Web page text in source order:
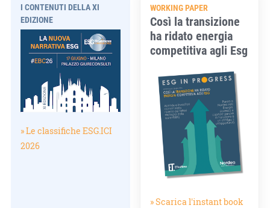
I CONTENUTI DELLA XI
EDIZIONE
» Le classifiche ESG.ICI
2026
WORKING PAPER
Così la transizione
ha ridato energia
competitiva agli Esg
» Scarica l'instant book